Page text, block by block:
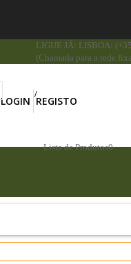
LIGUE JÁ: LISBOA:
(Chamada para a rede
LOGIN REGISTO
Lista de Produtos0